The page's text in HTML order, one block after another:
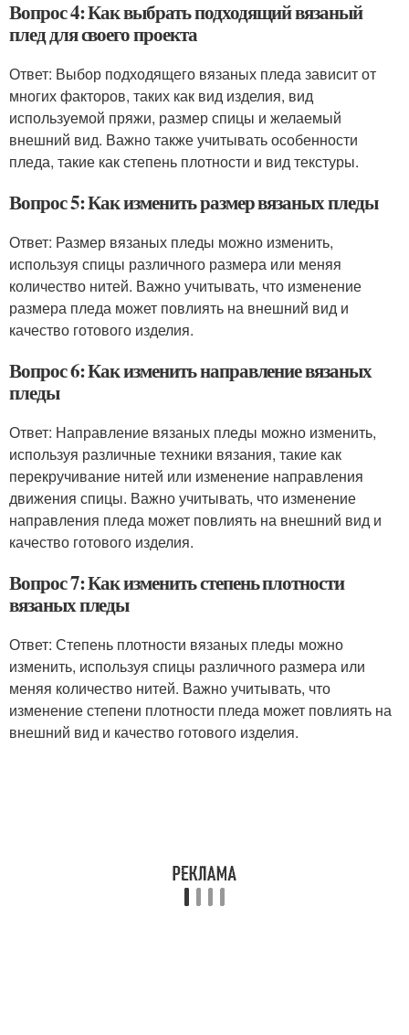
Вопрос 4: Как выбрать подходящий вязаный
плед для своего проекта
Ответ: Выбор подходящего вязаных пледа зависит от
многих факторов, таких как вид изделия, вид
используемой пряжи, размер спицы и желаемый
внешний вид. Важно также учитывать особенности
пледа, такие как степень плотности и вид текстуры.
Вопрос 5: Как изменить размер вязаных пледы
Ответ: Размер вязаных пледы можно изменить,
используя спицы различного размера или меняя
количество нитей. Важно учитывать, что изменение
размера пледа может повлиять на внешний вид и
качество готового изделия.
Вопрос 6: Как изменить направление вязаных
пледы
Ответ: Направление вязаных пледы можно изменить,
используя различные техники вязания, такие как
перекручивание нитей или изменение направления
движения спицы. Важно учитывать, что изменение
направления пледа может повлиять на внешний вид и
качество готового изделия.
Вопрос 7: Как изменить степень плотности
вязаных пледы
Ответ: Степень плотности вязаных пледы можно
изменить, используя спицы различного размера или
меняя количество нитей. Важно учитывать, что
изменение степени плотности пледа может повлиять на
внешний вид и качество готового изделия.